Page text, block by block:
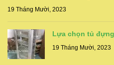
19 Tháng Mười, 2023
Lựa chọn tủ
19 Tháng Mười, 2023